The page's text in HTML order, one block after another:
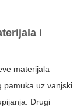
i
materijala —
pamuka uz vanjski
Drugi